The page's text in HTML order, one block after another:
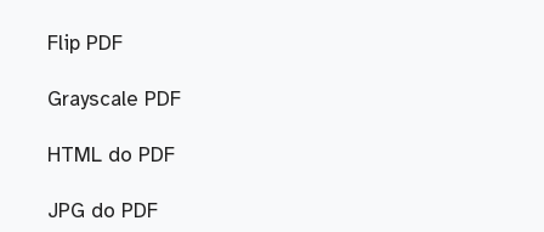
Flip PDF
Grayscale PDF
HTML do PDF
JPG do PDF